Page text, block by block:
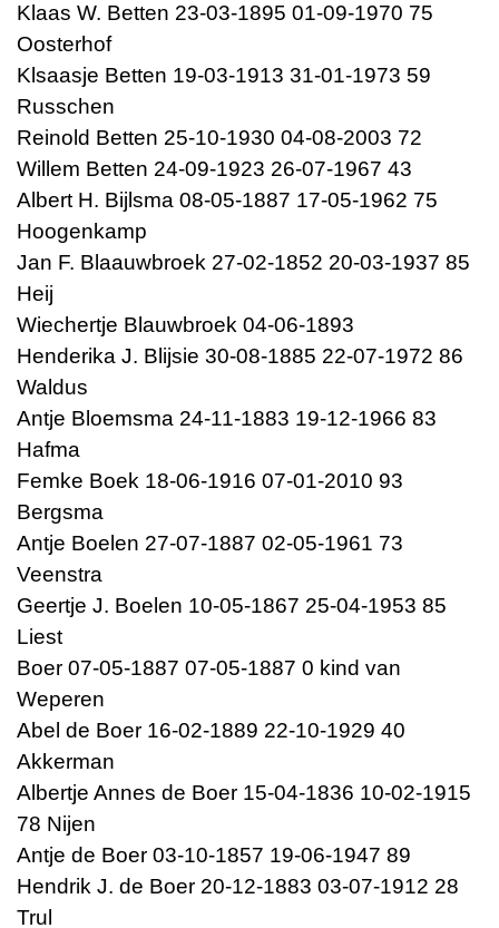
Klaas W. Betten 23-03-1895 01-09-1970 75
Oosterhof
Klsaasje Betten 19-03-1913 31-01-1973 59
Russchen
Reinold Betten 25-10-1930 04-08-2003 72
Willem Betten 24-09-1923 26-07-1967 43
Albert H. Bijlsma 08-05-1887 17-05-1962 75
Hoogenkamp
Jan F. Blaauwbroek 27-02-1852 20-03-1937 85
Heij
Wiechertje Blauwbroek 04-06-1893
Henderika J. Blijsie 30-08-1885 22-07-1972 86
Waldus
Antje Bloemsma 24-11-1883 19-12-1966 83
Hafma
Femke Boek 18-06-1916 07-01-2010 93
Bergsma
Antje Boelen 27-07-1887 02-05-1961 73
Veenstra
Geertje J. Boelen 10-05-1867 25-04-1953 85
Liest
Boer 07-05-1887 07-05-1887 0 kind van
Weperen
Abel de Boer 16-02-1889 22-10-1929 40
Akkerman
Albertje Annes de Boer 15-04-1836 10-02-1915
78 Nijen
Antje de Boer 03-10-1857 19-06-1947 89
Hendrik J. de Boer 20-12-1883 03-07-1912 28
Trul